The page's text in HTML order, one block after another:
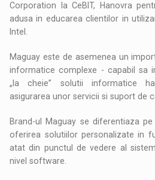
Corporation la CeBIT, Hanovra
adusa in educarea clientilor in
Intel.
Maguay este de asemenea un
informatice complexe - capabil sa
„la cheie” solutii informatice
asigurarea unor servicii si suport de
Brand-ul Maguay se diferentiaza
oferirea solutiilor personalizate in
atat din punctul de vedere al
nivel software.